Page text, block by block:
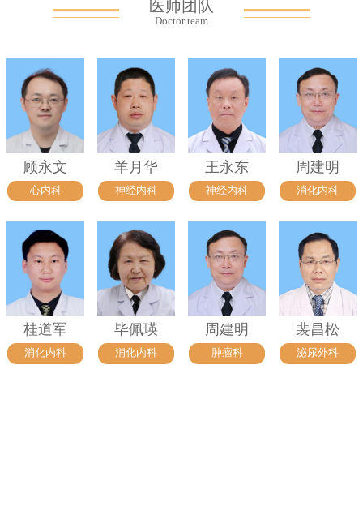
医师团队
Doctor team
顾永文
心内科
羊月华
神经内科
王永东
神经内科
周建明
消化内科
桂道军
消化内科
毕佩瑛
消化内科
周建明
肿瘤科
裴昌松
泌尿外科